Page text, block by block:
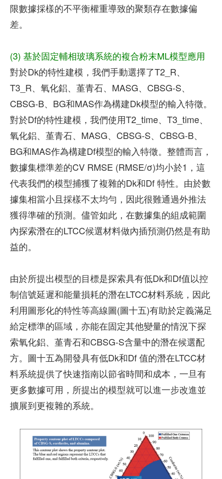
限數據採樣的不平衡權重導致的聚類存在數據偏
差。
(3) 基於固定輔相玻璃系統的複合粉末ML模型應用
對於Dk的特性建模，我們手動選擇了T2_R、
T3_R、氧化鋁、堇青石、MASG、CBSG-S、
CBSG-B、BG和MAS作為構建Dk模型的輸入特徵。
對於Df的特性建模，我們使用T2_time、T3_time、
氧化鋁、堇青石、MASG、CBSG-S、CBSG-B、
BG和MAS作為構建Df模型的輸入特徵。整體而言，
數據集標準差的CV RMSE (RMSE/σ)均小於1，這
代表我們的模型捕獲了複雜的Dk和Df 特性。由於數
據集相當小且採樣不太均勻，因此很難通過外推法
獲得準確的預測。儘管如此，在數據集的組成範圍
內探索潛在的LTCC候選材料做內插預測仍然是有助
益的。
由於所提出模型的目標是探索具有低Dk和Df值以控
制信號延遲和能量損耗的潛在LTCC材料系統，因此
利用圖形化的特性等高線圖(圖十五)有助於定義滿足
給定標準的區域，亦能在固定其他變量的情況下探
索氧化鋁、堇青石和CBSG-S含量中的潛在候選配
方。圖十五為開發具有低Dk和Df 值的潛在LTCC材
料系統提供了快速指南以節省時間和成本，一旦有
更多數據可用，所提出的模型就可以進一步改進並
擴展到更複雜的系統。